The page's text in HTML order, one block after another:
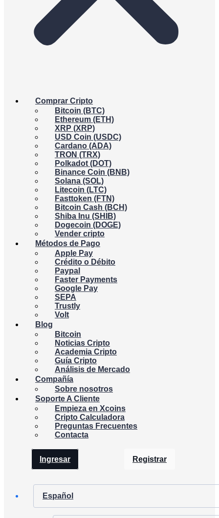
Comprar Cripto
Bitcoin (BTC)
Ethereum (ETH)
XRP (XRP)
USD Coin (USDC)
Cardano (ADA)
TRON (TRX)
Polkadot (DOT)
Binance Coin (BNB)
Solana (SOL)
Litecoin (LTC)
Fasttoken (FTN)
Bitcoin Cash (BCH)
Shiba Inu (SHIB)
Dogecoin (DOGE)
Vender cripto
Métodos de Pago
Apple Pay
Crédito o Débito
Paypal
Faster Payments
Google Pay
SEPA
Trustly
Volt
Blog
Bitcoin
Noticias Cripto
Academia Cripto
Guía Cripto
Análisis de Mercado
Compañía
Sobre nosotros
Soporte A Cliente
Empieza en Xcoins
Cripto Calculadora
Preguntas Frecuentes
Contacta
Ingresar Registrar
Español